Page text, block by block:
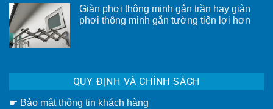
gì?
ở
Chuyên
làm
tín
–
Giá
rẻ]
Giàn phơi thông minh gắn trần hay giàn
phơi thông minh gắn tường tiện lợi hơn
Giàn
phơi
thông
gắn
QUY ĐỊNH VÀ CHÍNH SÁCH
☛ Bảo mật thông tin khách hàng